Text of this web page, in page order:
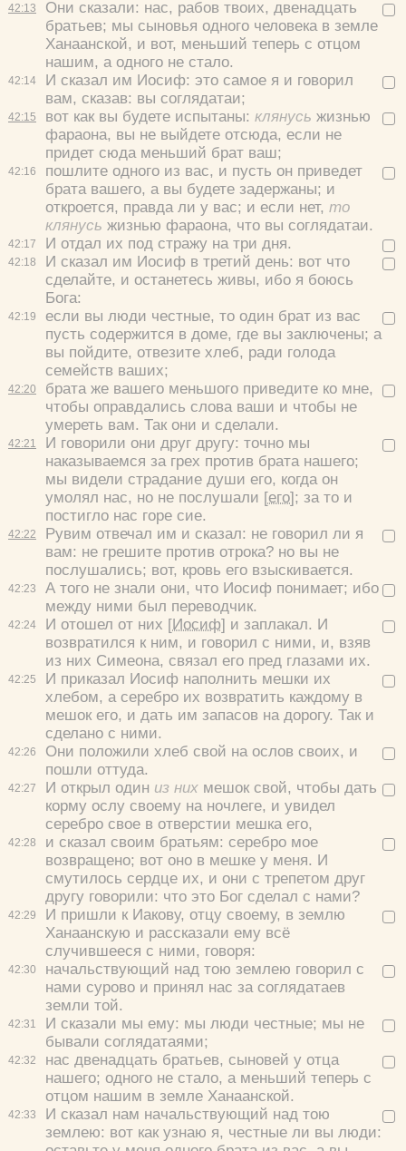
42:13
42:14
42:15
42:16
42:17
42:18
42:19
42:20
42:21
42:22
42:23
42:24
42:25
42:26
42:27
42:28
42:29
42:30
42:31
42:32
42:33
Они сказали: нас, рабов твоих, двенадцать
братьев; мы сыновья одного человека в земле
Ханаанской, и вот, меньший теперь с отцом
нашим, а одного не стало.
И сказал им Иосиф: это самое я и говорил
вам, сказав: вы соглядатаи;
вот как вы будете испытаны: клянусь жизнью
фараона, вы не выйдете отсюда, если не
придет сюда меньший брат ваш;
пошлите одного из вас, и пусть он приведет
брата вашего, а вы будете задержаны; и
откроется, правда ли у вас; и если нет, то
клянусь жизнью фараона, что вы соглядатаи.
И отдал их под стражу на три дня.
И сказал им Иосиф в третий день: вот что
сделайте, и останетесь живы, ибо я боюсь
Бога:
если вы люди честные, то один брат из вас
пусть содержится в доме, где вы заключены; а
вы пойдите, отвезите хлеб, ради голода
семейств ваших;
брата же вашего меньшого приведите ко мне,
чтобы оправдались слова ваши и чтобы не
умереть вам. Так они и сделали.
И говорили они друг другу: точно мы
наказываемся за грех против брата нашего;
мы видели страдание души его, когда он
умолял нас, но не послушали [его]; за то и
постигло нас горе сие.
Рувим отвечал им и сказал: не говорил ли я
вам: не грешите против отрока? но вы не
послушались; вот, кровь его взыскивается.
А того не знали они, что Иосиф понимает; ибо
между ними был переводчик.
И отошел от них [Иосиф] и заплакал. И
возвратился к ним, и говорил с ними, и, взяв
из них Симеона, связал его пред глазами их.
И приказал Иосиф наполнить мешки их
хлебом, а серебро их возвратить каждому в
мешок его, и дать им запасов на дорогу. Так и
сделано с ними.
Они положили хлеб свой на ослов своих, и
пошли оттуда.
И открыл один из них мешок свой, чтобы дать
корму ослу своему на ночлеге, и увидел
серебро свое в отверстии мешка его,
и сказал своим братьям: серебро мое
возвращено; вот оно в мешке у меня. И
смутилось сердце их, и они с трепетом друг
другу говорили: что это Бог сделал с нами?
И пришли к Иакову, отцу своему, в землю
Ханаанскую и рассказали ему всё
случившееся с ними, говоря:
начальствующий над тою землею говорил с
нами сурово и принял нас за соглядатаев
земли той.
И сказали мы ему: мы люди честные; мы не
бывали соглядатаями;
нас двенадцать братьев, сыновей у отца
нашего; одного не стало, а меньший теперь с
отцом нашим в земле Ханаанской.
И сказал нам начальствующий над тою
землею: вот как узнаю я, честные ли вы люди:
Хорошо
Да
Нет
Вход
Регистрация
Цвет:
Удалить